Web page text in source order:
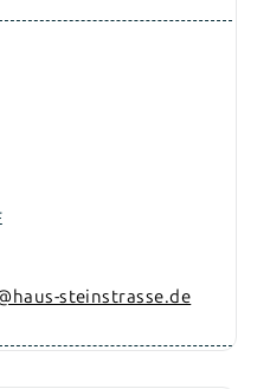
steinstrasse.de